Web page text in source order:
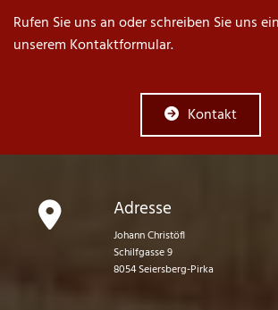
Rufen Sie uns an oder schreiben Sie uns
unserem Kontaktformular.
Kontakt
 Adresse
Johann Christöfl
Schilfgasse 9
8054 Seiersberg-Pirka